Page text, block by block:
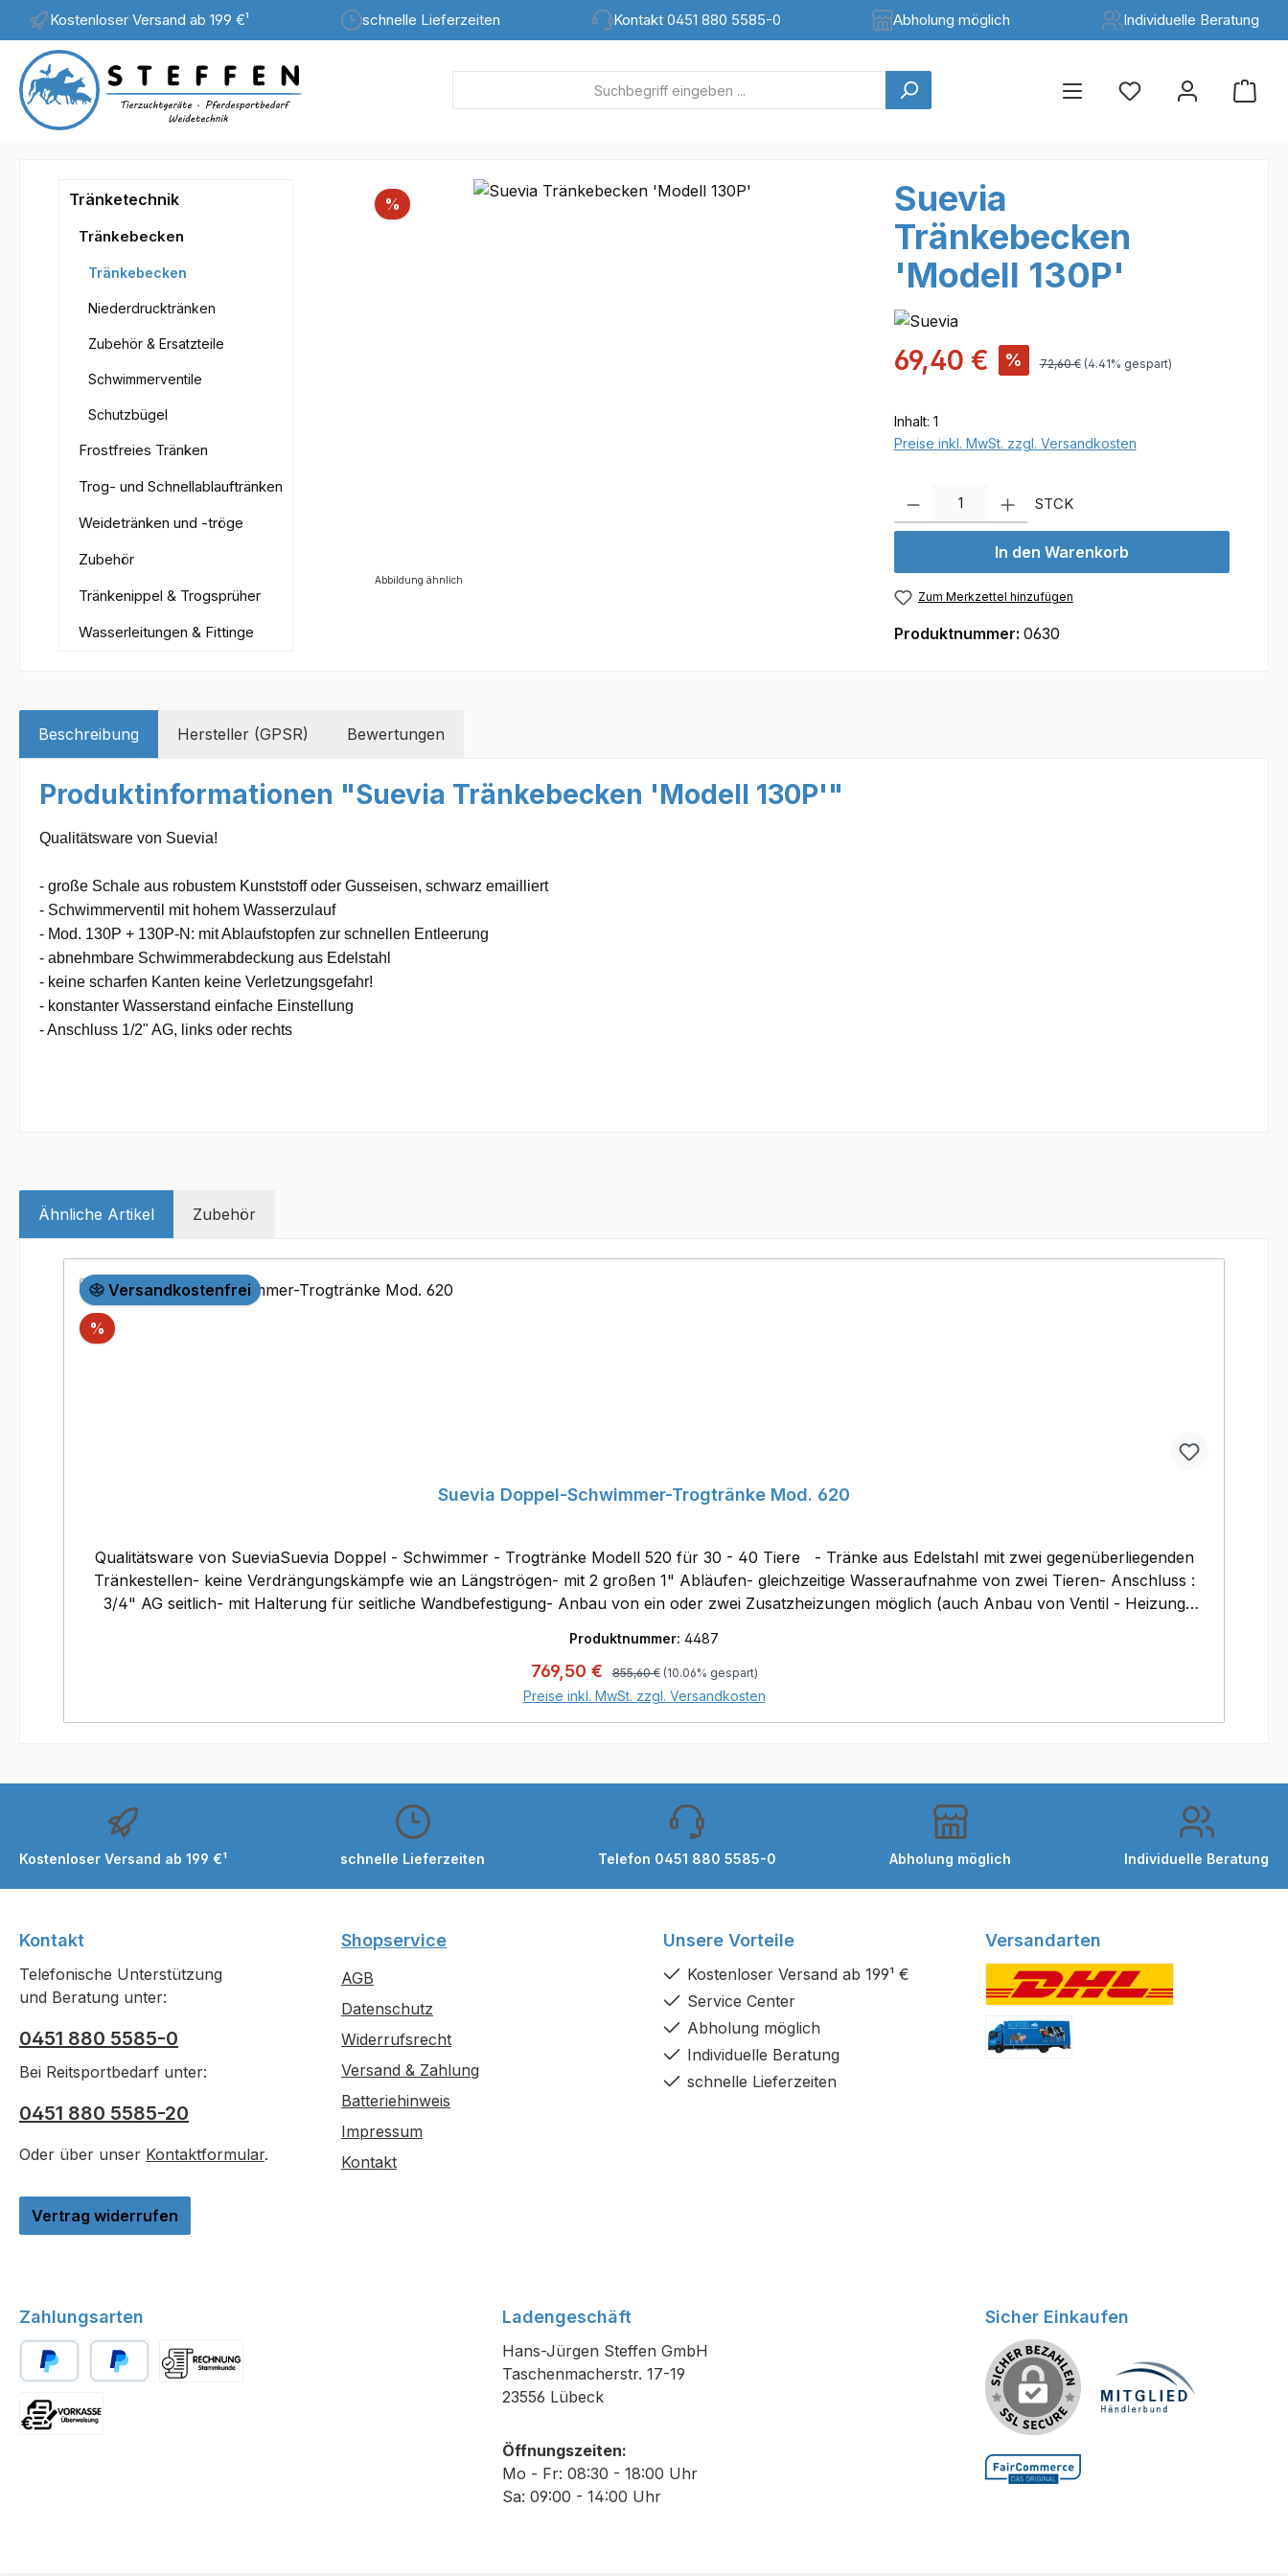
Hauptinhalt springen
Zur Suche springen
Zur Hauptnavigation springen
Kostenloser Versand ab 199 €¹ schnelle Lieferzeiten Kontakt 0451 880 5585-0 Abholung möglich Individuelle Beratung
Tränketechnik
Tränkebecken
Tränkebecken
Niederdrucktränken
Zubehör & Ersatzteile
Schwimmerventile
Schutzbügel
Frostfreies Tränken
Trog- und Schnellablauftränken
Weidetränken und -tröge
Zubehör
Tränkenippel & Trogsprüher
Wasserleitungen & Fittinge
Bildergalerie überspringen
% Rabatt
Abbildung ähnlich
Suevia
Tränkebecken
'Modell 130P'
Verkaufspreis:
69,40 € % Regulärer Preis:
72,60 € (4.41% gespart)
Inhalt: 1
Preise inkl. MwSt. zzgl. Versandkosten
Produkt Anzahl: Gib den gewünschten Wert ein oder
STCK
In den Warenkorb
Zum Merkzettel hinzufügen
Produktnummer: 0630
Beschreibung Hersteller (GPSR) Bewertungen
Produktinformationen "Suevia Tränkebecken 'Modell 130P'"
Qualitätsware von Suevia!
- große Schale aus robustem Kunststoff oder Gusseisen, schwarz emailliert
- Schwimmerventil mit hohem Wasserzulauf
- Mod. 130P + 130P-N: mit Ablaufstopfen zur schnellen Entleerung
- abnehmbare Schwimmerabdeckung aus Edelstahl
- keine scharfen Kanten keine Verletzungsgefahr!
- konstanter Wasserstand einfache Einstellung
- Anschluss 1/2" AG, links oder rechts
Ähnliche Artikel Zubehör
Versandkostenfrei
% Rabatt
Suevia Doppel-Schwimmer-Trogtränke Mod. 620
Qualitätsware von SueviaSuevia Doppel - Schwimmer - Trogtränke Modell 520 für 30 - 40 Tiere - Tränke aus Edelstahl mit zwei gegenüberliegenden
Tränkestellen- keine Verdrängungskämpfe wie an Längströgen- mit 2 großen 1" Abläufen- gleichzeitige Wasseraufnahme von zwei Tieren- Anschluss :
3/4" AG seitlich- mit Halterung für seitliche Wandbefestigung- Anbau von ein oder zwei Zusatzheizungen möglich (auch Anbau von Ventil - Heizung
Produktnummer: 4487
Verkaufspreis:
769,50 € Regulärer Preis:
855,60 € (10.06% gespart)
Preise inkl. MwSt. zzgl. Versandkosten
In den Warenkorb
Kostenloser Versand ab 199 €¹ schnelle Lieferzeiten Telefon 0451 880 5585-0 Abholung möglich Individuelle Beratung
Kontakt
Telefonische Unterstützung
und Beratung unter:
0451 880 5585-0
Bei Reitsportbedarf unter:
0451 880 5585-20
Oder über unser Kontaktformular.
Vertrag widerrufen
Shopservice
AGB
Datenschutz
Widerrufsrecht
Versand & Zahlung
Batteriehinweis
Impressum
Kontakt
Unsere Vorteile
Kostenloser Versand ab 199¹ €
Service Center
Abholung möglich
Individuelle Beratung
schnelle Lieferzeiten
Versandarten
Benutzerdefiniertes Bild 1
Zahlungsarten Ladengeschäft
Hans-Jürgen Steffen GmbH
Taschenmacherstr. 17-19
23556 Lübeck
Öffnungszeiten:
Mo - Fr: 08:30 - 18:00 Uhr
Sa: 09:00 - 14:00 Uhr
Sicher Einkaufen